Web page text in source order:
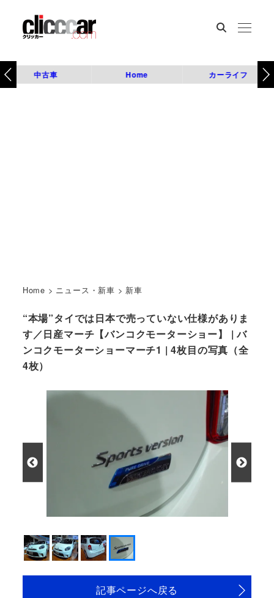
中古車 Home カーライフ
Home > ニュース・新車 > 新車
“本場”タイでは日本で売っていない仕様がありま
す／日産マーチ【バンコクモーターショー】 | バ
ンコクモーターショーマーチ1 | 4枚目の写真（全
4枚）
記事ページへ戻る